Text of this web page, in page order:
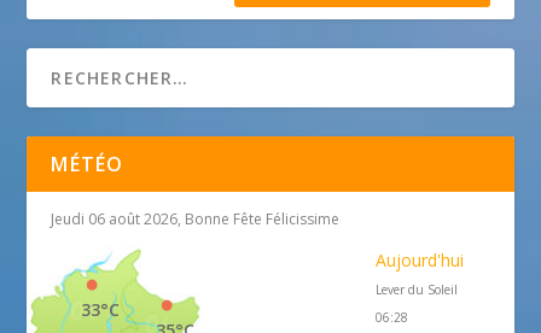
MÉTÉO
Jeudi 06 août 2026, Bonne Fête Félicissime
33°C
Aujourd'hui
Lever du Soleil
06:28